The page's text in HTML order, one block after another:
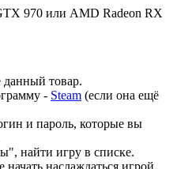
970 или AMD Radeon RX
товар.
- Steam (если она ещё
и пароль, которые вы
найти игру в списке.
наслаждаться игрой.